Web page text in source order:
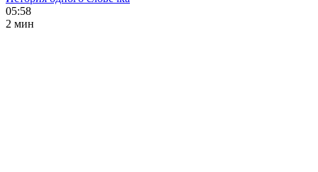
05:58
2 мин